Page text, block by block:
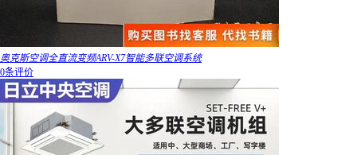
奥克斯空调全直流变频ARV-X7智能多联空调系统
0条评价